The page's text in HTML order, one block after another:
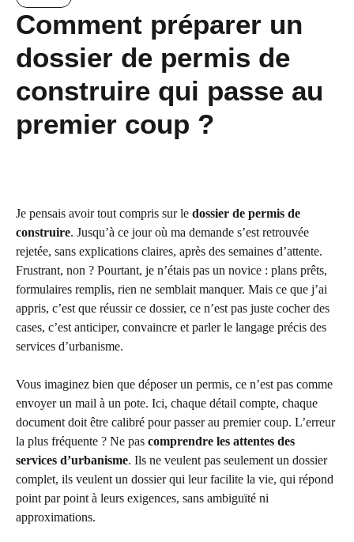
Comment préparer un
dossier de permis de
construire qui passe au
premier coup ?
Je pensais avoir tout compris sur le dossier de permis de
construire. Jusqu’à ce jour où ma demande s’est retrouvée
rejetée, sans explications claires, après des semaines d’attente.
Frustrant, non ? Pourtant, je n’étais pas un novice : plans prêts,
formulaires remplis, rien ne semblait manquer. Mais ce que j’ai
appris, c’est que réussir ce dossier, ce n’est pas juste cocher des
cases, c’est anticiper, convaincre et parler le langage précis des
services d’urbanisme.
Vous imaginez bien que déposer un permis, ce n’est pas comme
envoyer un mail à un pote. Ici, chaque détail compte, chaque
document doit être calibré pour passer au premier coup. L’erreur
la plus fréquente ? Ne pas comprendre les attentes des
services d’urbanisme. Ils ne veulent pas seulement un dossier
complet, ils veulent un dossier qui leur facilite la vie, qui répond
point par point à leurs exigences, sans ambiguïté ni
approximations.